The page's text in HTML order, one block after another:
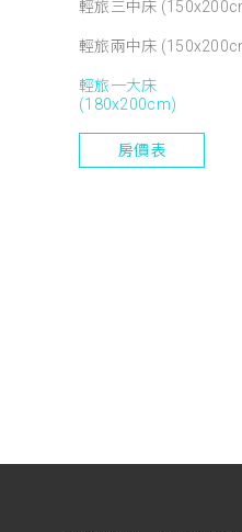
輕旅三中床
輕旅兩中床
輕旅一大床
(180x200cm)
房價表